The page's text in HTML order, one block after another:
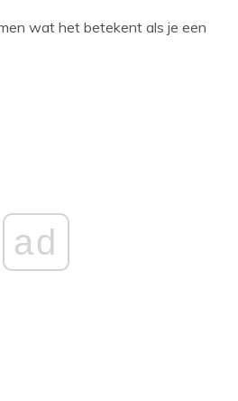
wat het betekent als je een
ad